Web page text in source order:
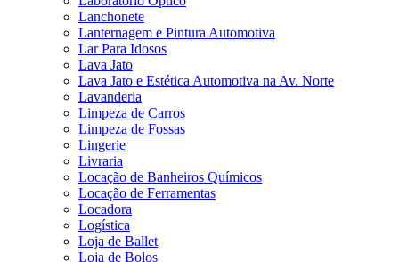
Lanchonete
Lanternagem e Pintura Automotiva
Lar Para Idosos
Lava Jato
Lava Jato e Estética Automotiva na Av. Norte
Lavanderia
Limpeza de Carros
Limpeza de Fossas
Lingerie
Livraria
Locação de Banheiros Químicos
Locação de Ferramentas
Locadora
Logística
Loja de Ballet
Loja de Bolos